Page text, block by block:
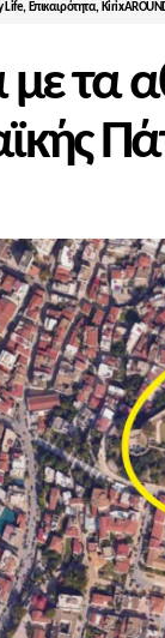
Life,Επικαιρότητα,
με τα